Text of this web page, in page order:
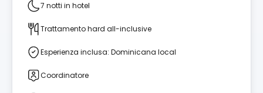
7 notti in hotel
Trattamento hard all-inclusive
Esperienza inclusa: Dominicana local
Coordinatore